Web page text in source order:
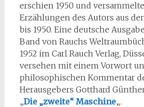
erschien 1950 und
Erzählungen des Autors aus
bis 1950. Eine deutsche
Band von Rauchs
1952 im Carl Rauch Verlag,
versehen mit einem Vorwort
philosophischen Kommentar
Herausgebers Gotthard
„Die „zweite“ Maschine„.